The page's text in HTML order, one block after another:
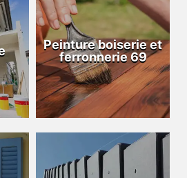
Peinture boiserie et
ferronnerie 69